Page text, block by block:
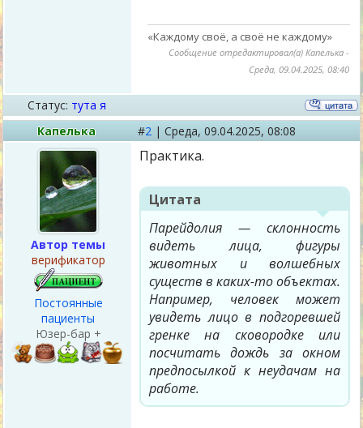
«Каждому своё, а своё не каждому»
Сообщение отредактировал(а) Капелька -
Среда, 09.04.2025, 08:40
Статус: тута я
Капелька
#2 | Среда, 09.04.2025, 08:08
Автор темы
верификатор
Постоянные
пациенты
Юзер-бар +
Практика.
Цитата
Парейдолия — склонность
видеть лица, фигуры
животных и волшебных
существ в каких-то объектах.
Например, человек может
увидеть лицо в подгоревшей
гренке на сковородке или
посчитать дождь за окном
предпосылкой к неудачам на
работе.